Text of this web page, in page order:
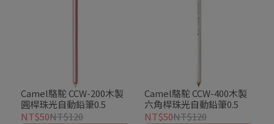
Camel駱駝 CCW-200木製
圓桿珠光自動鉛筆0.5
NT$50NT$120
Camel駱駝 CCW-400木製
六角桿珠光自動鉛筆0.5
NT$50NT$120